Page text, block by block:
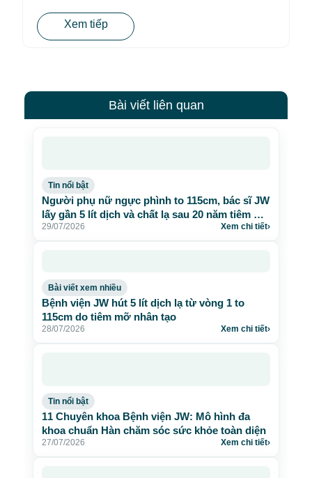
Xem tiếp
Bài viết liên quan
Tin nổi bật
Người phụ nữ ngực phình to 115cm, bác sĩ JW
lấy gần 5 lít dịch và chất lạ sau 20 năm tiêm mỡ
nhân tạo
29/07/2026 Xem chi tiết›
Bài viết xem nhiều
Bệnh viện JW hút 5 lít dịch lạ từ vòng 1 to
115cm do tiêm mỡ nhân tạo
28/07/2026 Xem chi tiết›
Tin nổi bật
11 Chuyên khoa Bệnh viện JW: Mô hình đa
khoa chuẩn Hàn chăm sóc sức khỏe toàn diện
27/07/2026 Xem chi tiết›